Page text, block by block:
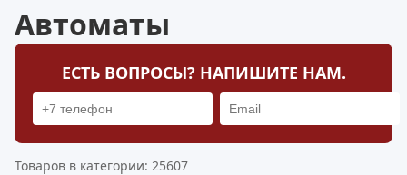
Автоматы
ЕСТЬ ВОПРОСЫ? НАПИШИТЕ НАМ.
Товаров в категории: 25607